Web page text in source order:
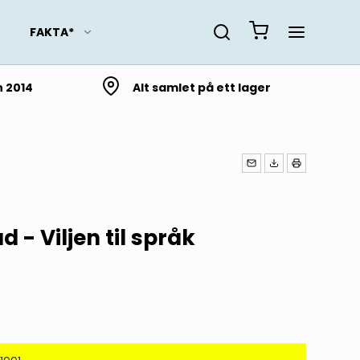
Nordland
Lokalhistorie fra
FAKTA*
Alt samlet på ett lager
- Viljen til språk